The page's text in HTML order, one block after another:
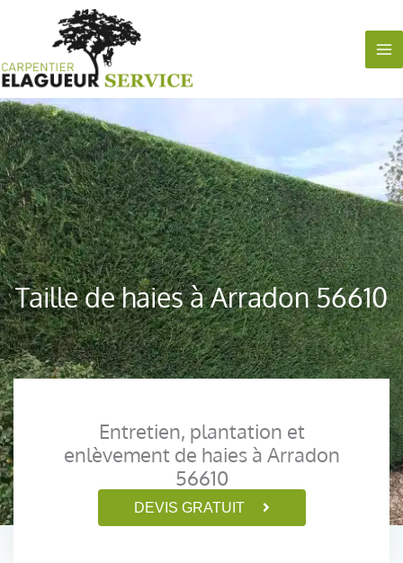
Taille de haies à Arradon 56610
Entretien, plantation et
enlèvement de haies à Arradon
56610
DEVIS GRATUIT